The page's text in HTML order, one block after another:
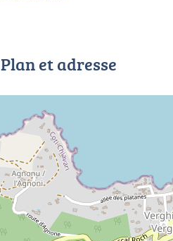
Plan et adresse